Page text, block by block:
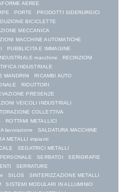
AEREE
PORTE
PRODOTTI SIDERURGICI
BICICLETTE
MECCANICA
MACCHINE AUTOMATICHE
PUBBLICITA E IMMAGINE
macchine
RECINZIONI
INDUSTRIALE
MANDRINI
RICAMBI AUTO
RIDUTTORI
PRESENZE
VEICOLI INDUSTRIALI
COLLETTIVA
ROTTAMI METALLICI
lavorazione
SALDATURA MACCHINE
METALLI impianti
SEGATRICI METALLI
SERBATOI
SERIGRAFIE
SERRATURE
SILOS
SINTERIZZAZIONE METALLI
SISTEMI MODULARI IN ALLUMINIO